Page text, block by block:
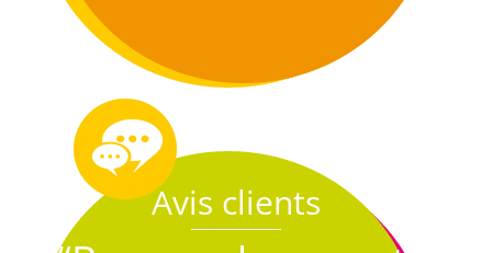
Avis clients